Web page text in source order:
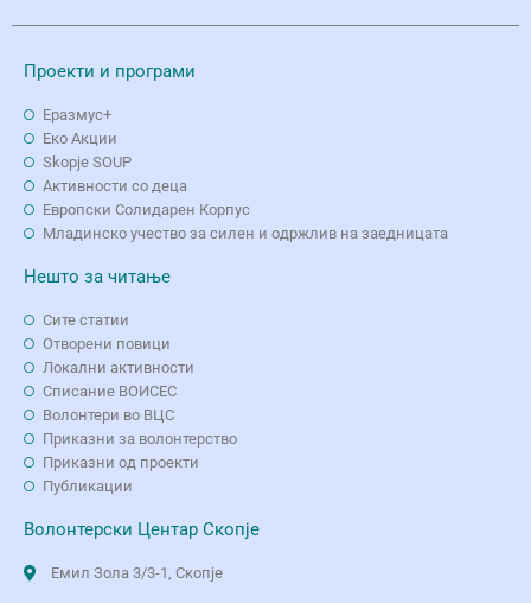
Проекти и програми
Еразмус+
Еко Aкции
Skopje SOUP
Активности со деца
Европски Солидарен Корпус
Младинско учество за силен и одржлив на заедницата
Нешто за читање
Сите статии
Отворени повици
Локални активности
Списание ВОИСЕС
Волонтери во ВЦС
Приказни за волонтерство
Приказни од проекти
Публикации
Волонтерски Центар Скопје
Емил Зола 3/3-1, Скопје